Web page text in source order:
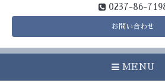
0237-86-
お問い合わせ
MENU